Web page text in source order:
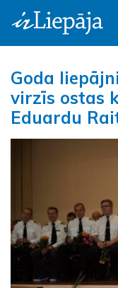
Goda
virzīs ostas
Eduardu